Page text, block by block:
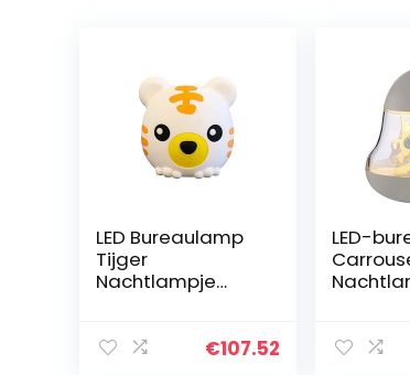
LED Bureaulamp
Tijger
Nachtlampje
Sleutelschakelaar
€107.52
LED-
+ PC +